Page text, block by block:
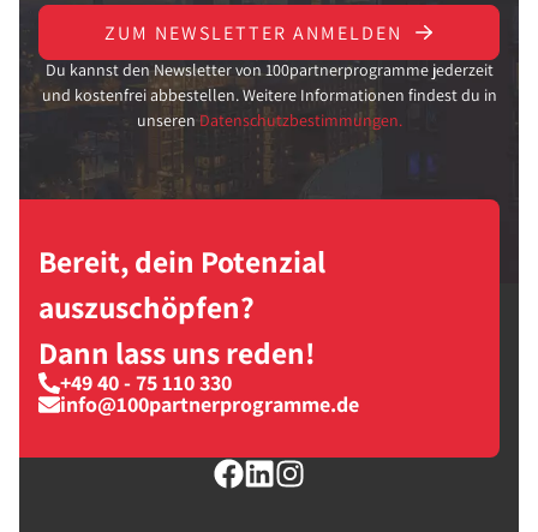
ZUM NEWSLETTER ANMELDEN
Du kannst den Newsletter von 100partnerprogramme jederzeit
und kostenfrei abbestellen. Weitere Informationen findest du in
unseren Datenschutzbestimmungen.
Bereit, dein Potenzial
auszuschöpfen?
Dann lass uns reden!
+49 40 - 75 110 330
info@100partnerprogramme.de